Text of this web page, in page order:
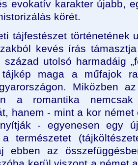
evokatív karakter újabb,
körét.
tájfestészet történetének
kevés írás
utolsó harmadáig
maga a műfajok
Miközben
a romantika
hanem - mint a kor
- egyenesen egy
természetet
ebben az